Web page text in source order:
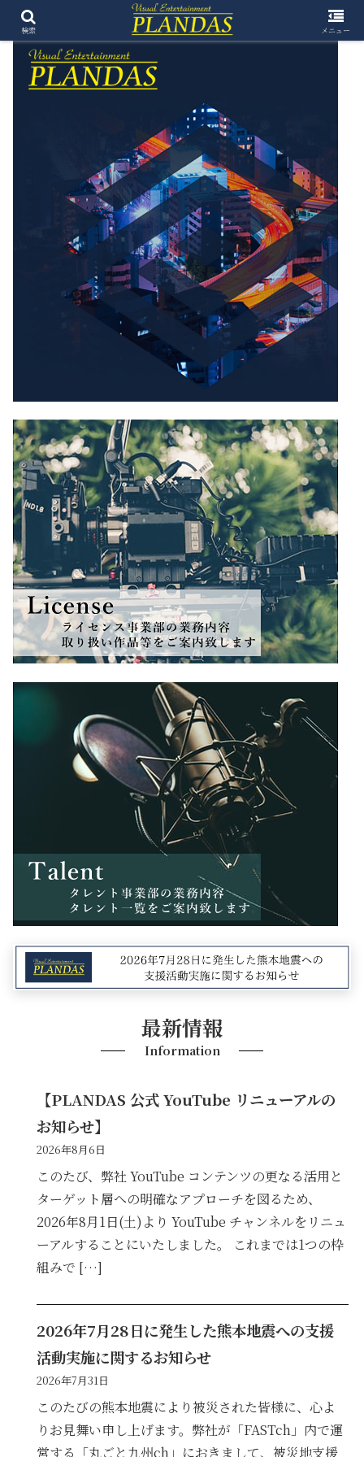
最新情報
Information
【PLANDAS 公式 YouTube リニューアルの
お知らせ】
2026年8月6日
このたび、弊社 YouTube コンテンツの更なる活用と
ターゲット層への明確なアプローチを図るため、
2026年8月1日(土)より YouTube チャンネルをリニュ
ーアルすることにいたしました。 これまでは1つの枠
組みで […]
2026年7月28日に発生した熊本地震への支援
活動実施に関するお知らせ
2026年7月31日
このたびの熊本地震により被災された皆様に、心よ
りお見舞い申し上げます。弊社が「FASTch」内で運
営する「丸ごと九州ch」におきまして、被災地支援
検索 メニュー